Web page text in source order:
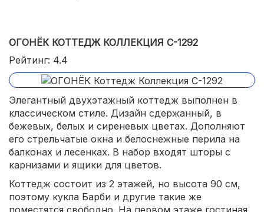
ОГОНЁК КОТТЕДЖ КОЛЛЕКЦИЯ С-1292
Рейтинг: 4.4
Элегантный двухэтажный коттедж выполнен в
классическом стиле. Дизайн сдержанный, в
бежевых, белых и сиреневых цветах. Дополняют
его стрельчатые окна и белоснежные перила на
балконах и лесенках. В набор входят шторы с
карнизами и ящики для цветов.
Коттедж состоит из 2 этажей, но высота 90 см,
поэтому кукла Барби и другие такие же
поместятся свободно. На первом этаже гостиная